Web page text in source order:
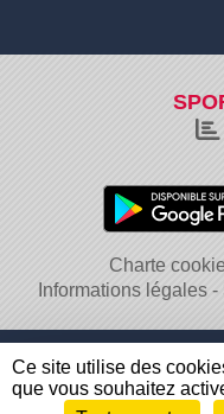
Charte
Informations légales
Ce site utilise des
que vous souhaitez